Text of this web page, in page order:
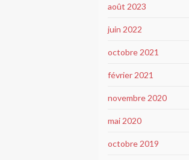
août 2023
juin 2022
octobre 2021
février 2021
novembre 2020
mai 2020
octobre 2019